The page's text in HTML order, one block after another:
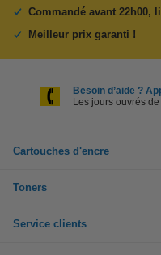
Commandé avant 22h00,
Meilleur prix garanti !
Besoin d’aide ?
Les jours ouvrés
Cartouches d'encre
Toners
Service clients